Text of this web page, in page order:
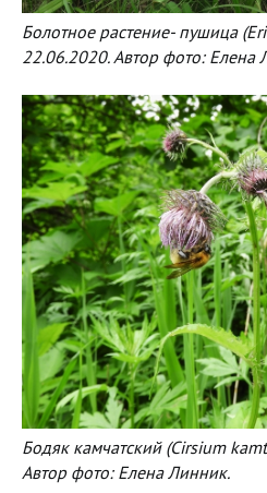
Болотное растение- пушица
22.06.2020. Автор фото: Елена
Бодяк камчатский (Cirsium
Автор фото: Елена Линник.